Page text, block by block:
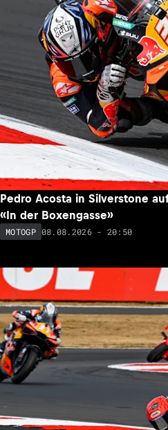
Toprak Razgatlioglu (20./
Reifen zerstört?
08.08.2026 - 21:35